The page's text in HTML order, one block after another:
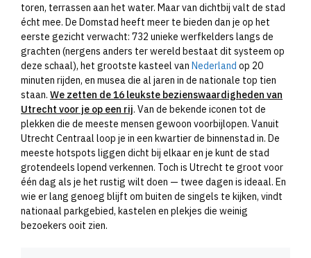
toren, terrassen aan het water. Maar van dichtbij valt de stad
écht mee. De Domstad heeft meer te bieden dan je op het
eerste gezicht verwacht: 732 unieke werfkelders langs de
grachten (nergens anders ter wereld bestaat dit systeem op
deze schaal), het grootste kasteel van Nederland op 20
minuten rijden, en musea die al jaren in de nationale top tien
staan. We zetten de 16 leukste bezienswaardigheden van
Utrecht voor je op een rij. Van de bekende iconen tot de
plekken die de meeste mensen gewoon voorbijlopen. Vanuit
Utrecht Centraal loop je in een kwartier de binnenstad in. De
meeste hotspots liggen dicht bij elkaar en je kunt de stad
grotendeels lopend verkennen. Toch is Utrecht te groot voor
één dag als je het rustig wilt doen — twee dagen is ideaal. En
wie er lang genoeg blijft om buiten de singels te kijken, vindt
nationaal parkgebied, kastelen en plekjes die weinig
bezoekers ooit zien.